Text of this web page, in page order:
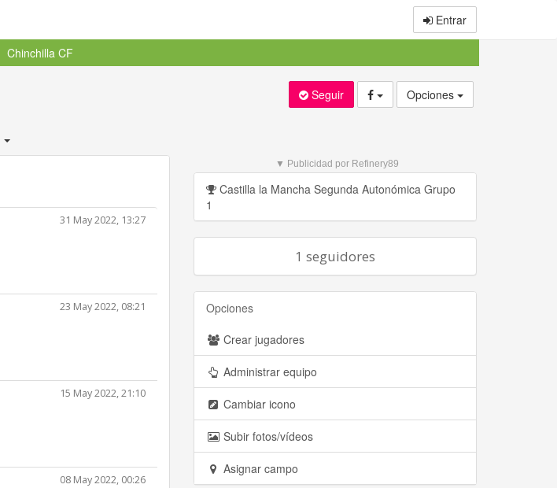
Entrar
Chinchilla CF
Seguir Opciones
31 May 2022, 13:27
23 May 2022, 08:21
15 May 2022, 21:10
08 May 2022, 00:26
▼ Publicidad por Refinery89
Castilla la Mancha Segunda Autonómica Grupo
1
1 seguidores
Opciones
Crear jugadores
Administrar equipo
Cambiar icono
Subir fotos/vídeos
Asignar campo